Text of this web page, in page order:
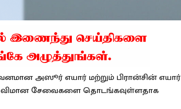
அஸூர் எயார் மற்றும் பிரான்சின் எயார்
சேவைகளை தொடங்கவுள்ளதாக